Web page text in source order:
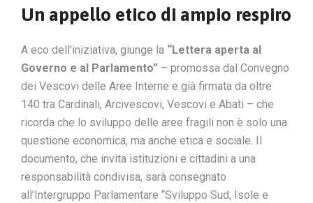
Un appello etico di ampio respiro
A eco dell’iniziativa, giunge la “Lettera aperta al
Governo e al Parlamento” – promossa dal Convegno
dei Vescovi delle Aree Interne e già firmata da oltre
140 tra Cardinali, Arcivescovi, Vescovi e Abati – che
ricorda che lo sviluppo delle aree fragili non è solo una
questione economica, ma anche etica e sociale. Il
documento, che invita istituzioni e cittadini a una
responsabilità condivisa, sarà consegnato
all’Intergruppo Parlamentare “Sviluppo Sud, Isole e